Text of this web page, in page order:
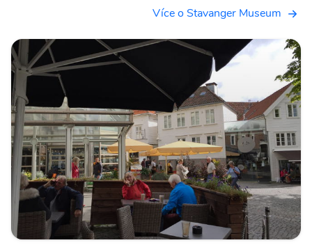
Více o Stavanger Museum